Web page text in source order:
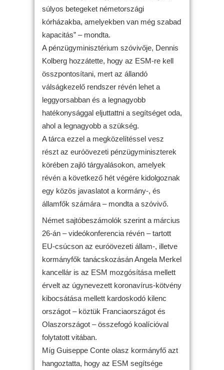
súlyos betegeket németországi
kórházakba, amelyekben van még szabad
kapacitás” – mondta.
A pénzügyminisztérium szóvivője, Dennis
Kolberg hozzátette, hogy az ESM-re kell
összpontosítani, mert az állandó
válságkezelő rendszer révén lehet a
leggyorsabban és a legnagyobb
hatékonysággal eljuttattni a segítséget oda,
ahol a legnagyobb a szükség.
A tárca ezzel a megközelítéssel vesz
részt az euróövezeti pénzügyminiszterek
körében zajló tárgyalásokon, amelyek
révén a következő hét végére kidolgoznak
egy közös javaslatot a kormány-, és
államfők számára – mondta a szóvivő.
Német sajtóbeszámolók szerint a március
26-án – videókonferencia révén – tartott
EU-csúcson az euróövezeti állam-, illetve
kormányfők tanácskozásán Angela Merkel
kancellár is az ESM mozgósítása mellett
érvelt az úgynevezett koronavírus-kötvény
kibocsátása mellett kardoskodó kilenc
országot – köztük Franciaországot és
Olaszországot – összefogó koalícióval
folytatott vitában.
Míg Guiseppe Conte olasz kormányfő azt
hangoztatta, hogy az ESM segítsége